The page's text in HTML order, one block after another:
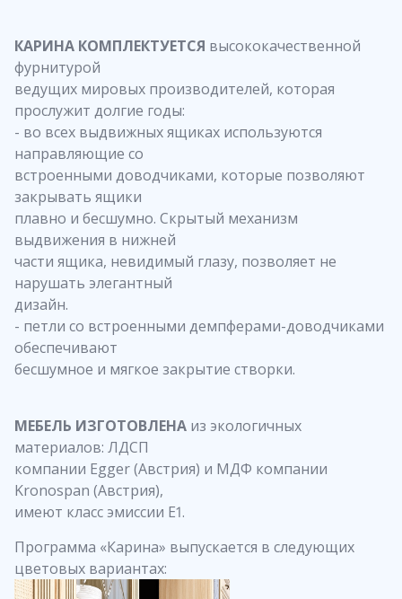
КАРИНА КОМПЛЕКТУЕТСЯ высококачественной
фурнитурой
ведущих мировых производителей, которая
прослужит долгие годы:
- во всех выдвижных ящиках используются
направляющие со
встроенными доводчиками, которые позволяют
закрывать ящики
плавно и бесшумно. Скрытый механизм
выдвижения в нижней
части ящика, невидимый глазу, позволяет не
нарушать элегантный
дизайн.
- петли со встроенными демпферами-доводчиками
обеспечивают
бесшумное и мягкое закрытие створки.
МЕБЕЛЬ ИЗГОТОВЛЕНА из экологичных
материалов: ЛДСП
компании Egger (Австрия) и МДФ компании
Kronospan (Австрия),
имеют класс эмиссии Е1.
Программа «Карина» выпускается в следующих
цветовых вариантах: